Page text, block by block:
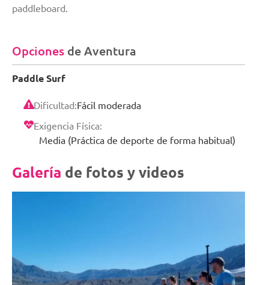
paddleboard.
Opciones de Aventura
Paddle Surf
Dificultad:Fácil moderada
Exigencia Física:
Media (Práctica de deporte de forma habitual)
Galería de fotos y videos